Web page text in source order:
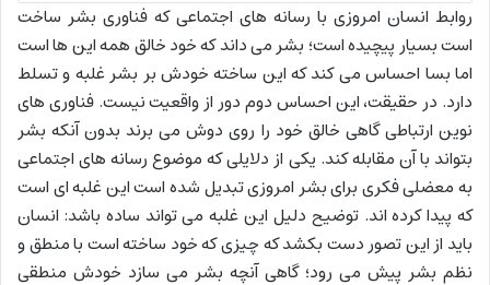
روابط انسان امروزی با رسانه های اجتماعی که فناوری بشر ساخت
است بسیار پیچیده است؛ بشر می داند که خود خالق همه این ها است
اما بسا احساس می کند که این ساخته خودش بر بشر غلبه و تسلط
دارد. در حقیقت، این احساس دوم دور از واقعیت نیست. فناوری های
نوین ارتباطی گاهی خالق خود را روی دوش می برند بدون آنکه بشر
بتواند با آن مقابله کند. یکی از دلایلی که موضوع رسانه های اجتماعی
به معضلی فکری برای بشر امروزی تبدیل شده است این غلبه ای است
که پیدا کرده اند. توضیح دلیل این غلبه می تواند ساده باشد: انسان
باید از این تصور دست بکشد که چیزی که خود ساخته است با منطق و
نظم بشر پیش می رود؛ گاهی آنچه بشر می سازد خودش منطقی